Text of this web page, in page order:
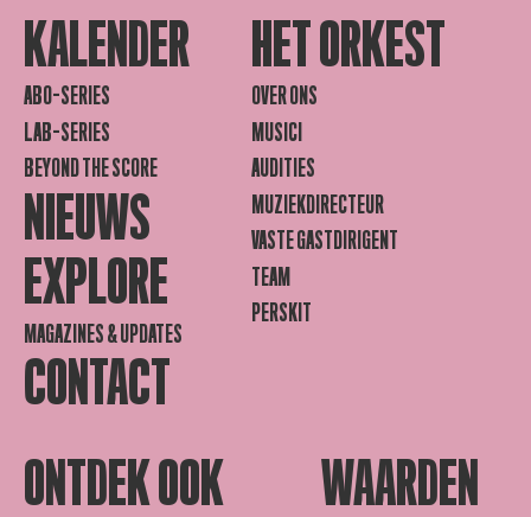
KALENDER
ABO-SERIES
LAB-SERIES
BEYOND THE SCORE
NIEUWS
EXPLORE
MAGAZINES & UPDATES
CONTACT
HET ORKEST
OVER ONS
MUSICI
AUDITIES
MUZIEKDIRECTEUR
VASTE GASTDIRIGENT
TEAM
PERSKIT
ONTDEK OOK WAARDEN